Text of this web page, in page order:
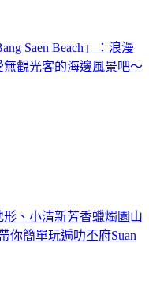
Saen Beach」：浪漫
觀光客的海邊風景吧～
形、小清新芳香蠟燭園山
你簡單玩遍叻丕府Suan